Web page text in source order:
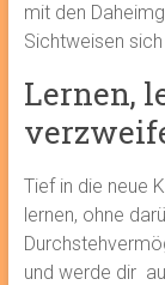
mit den
Sichtweisen
Lernen,
Tief in die neue
lernen, ohne
und werde dir